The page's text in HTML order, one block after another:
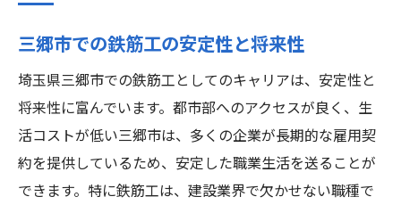
三郷市での鉄筋工の安定性と将来性
埼玉県三郷市での鉄筋工としてのキャリアは、安定性と
将来性に富んでいます。都市部へのアクセスが良く、生
活コストが低い三郷市は、多くの企業が長期的な雇用契
約を提供しているため、安定した職業生活を送ることが
できます。特に鉄筋工は、建設業界で欠かせない職種で